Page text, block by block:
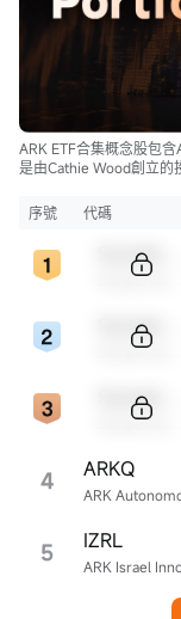
ARK ETF合集概念股包
是由Cathie Wood創立的
序號 代碼
4 ARKQ
5 IZRL